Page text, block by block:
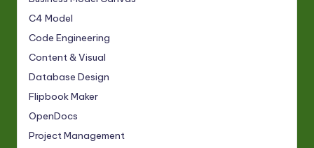
C4 Model
Code Engineering
Content & Visual
Database Design
Flipbook Maker
OpenDocs
Project Management